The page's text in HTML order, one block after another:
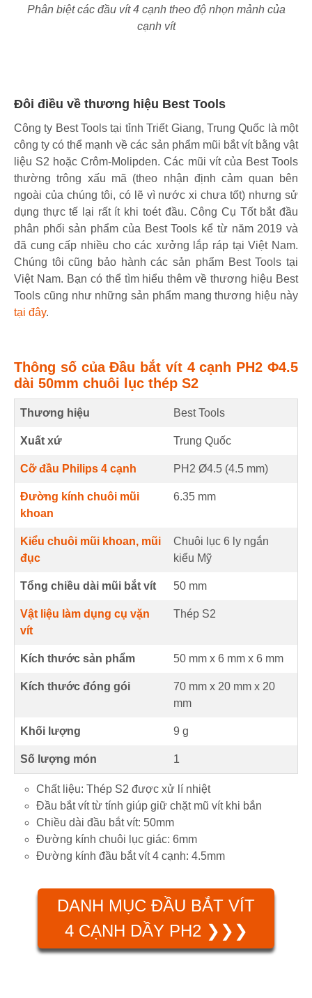
Phân biệt các đầu vít 4 cạnh theo độ nhọn mảnh của
cạnh vít
Đôi điều về thương hiệu Best Tools
Công ty Best Tools tại tỉnh Triết Giang, Trung Quốc là một
công ty có thể mạnh về các sản phẩm mũi bắt vít bằng vật
liệu S2 hoặc Crôm-Molipden. Các mũi vít của Best Tools
thường trông xấu mã (theo nhận định cảm quan bên
ngoài của chúng tôi, có lẽ vì nước xi chưa tốt) nhưng sử
dụng thực tế lại rất ít khi toét đầu. Công Cụ Tốt bắt đầu
phân phối sản phẩm của Best Tools kể từ năm 2019 và
đã cung cấp nhiều cho các xưởng lắp ráp tại Việt Nam.
Chúng tôi cũng bảo hành các sản phẩm Best Tools tại
Việt Nam. Bạn có thể tìm hiểu thêm về thương hiệu Best
Tools cũng như những sản phẩm mang thương hiệu này
tại đây.
Thông số của Đầu bắt vít 4 cạnh PH2 Φ4.5
dài 50mm chuôi lục thép S2
Thương hiệu Best Tools
Xuất xứ Trung Quốc
Cỡ đầu Philips 4 cạnh PH2 Ø4.5 (4.5 mm)
Đường kính chuôi mũi
khoan
6.35 mm
Kiểu chuôi mũi khoan, mũi
đục
Chuôi lục 6 ly ngắn
kiểu Mỹ
Tổng chiều dài mũi bắt vít 50 mm
Vật liệu làm dụng cụ vặn
vít
Thép S2
Kích thước sản phẩm 50 mm x 6 mm x 6 mm
Kích thước đóng gói
70 mm x 20 mm x 20
mm
Khối lượng 9 g
Số lượng món 1
Chất liệu: Thép S2 được xử lí nhiệt
Đầu bắt vít từ tính giúp giữ chặt mũ vít khi bắn
Chiều dài đầu bắt vít: 50mm
Đường kính chuôi lục giác: 6mm
Đường kính đầu bắt vít 4 cạnh: 4.5mm
DANH MỤC ĐẦU BẮT VÍT
4 CẠNH DẦY PH2 ❯❯❯